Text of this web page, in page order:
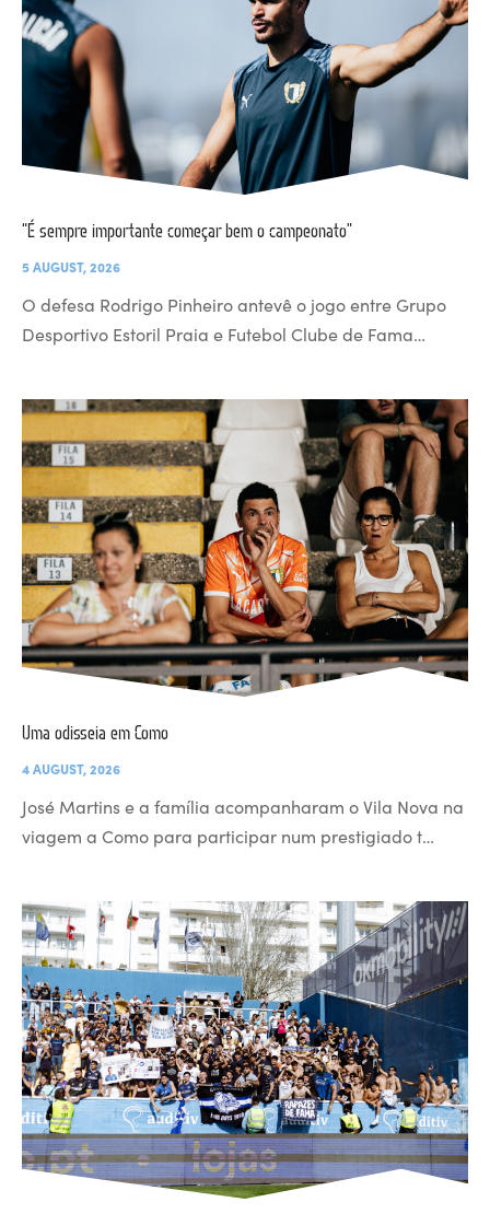
“É sempre importante começar bem o campeonato”
5 AUGUST, 2026
O defesa Rodrigo Pinheiro antevê o jogo entre Grupo
Desportivo Estoril Praia e Futebol Clube de Fama…
Uma odisseia em Como
4 AUGUST, 2026
José Martins e a família acompanharam o Vila Nova na
viagem a Como para participar num prestigiado t…